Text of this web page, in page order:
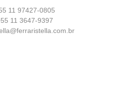
11 97427-0805
11 3647-9397